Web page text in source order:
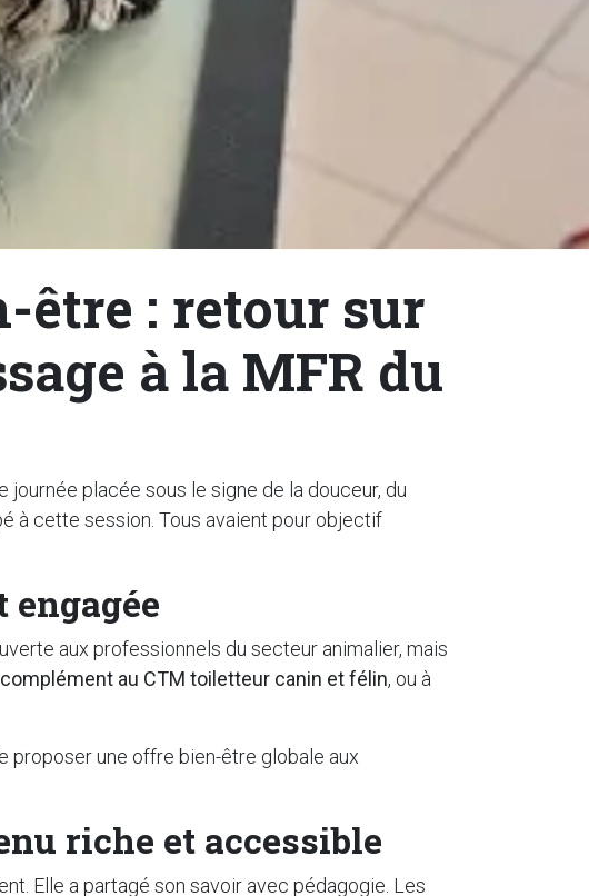
être : retour sur
à la MFR du
journée placée sous le signe de la douceur, du
à cette session. Tous avaient pour objectif
engagée
aux professionnels du secteur animalier, mais
au CTM toiletteur canin et félin, ou à
proposer une offre bien-être globale aux
riche et accessible
Elle a partagé son savoir avec pédagogie. Les